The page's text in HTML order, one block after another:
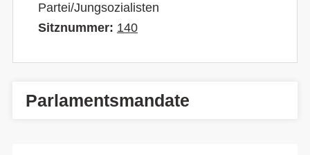
Partei/Jungsozialisten
Sitznummer: 140
Parlamentsmandate